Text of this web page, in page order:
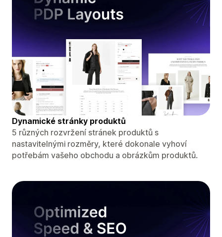
Dynamické stránky produktů
5 různých rozvržení stránek produktů s
nastavitelnými rozměry, které dokonale vyhoví
potřebám vašeho obchodu a obrázkům produktů.